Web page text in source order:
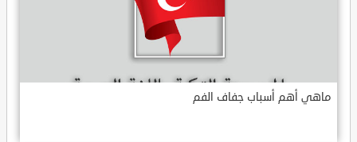
ماهي أهم أسباب جفاف الفم